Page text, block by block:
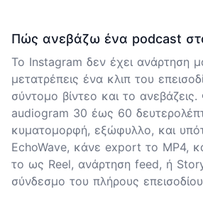
Πώς ανεβάζω ένα podcast
Το Instagram δεν έχει ανάρτηση
μετατρέπεις ένα κλιπ του
σύντομο βίντεο και το ανεβάζεις.
audiogram 30 έως 60
κυματομορφή, εξώφυλλο, και
EchoWave, κάνε export το MP4,
το ως Reel, ανάρτηση feed, ή
σύνδεσμο του πλήρους